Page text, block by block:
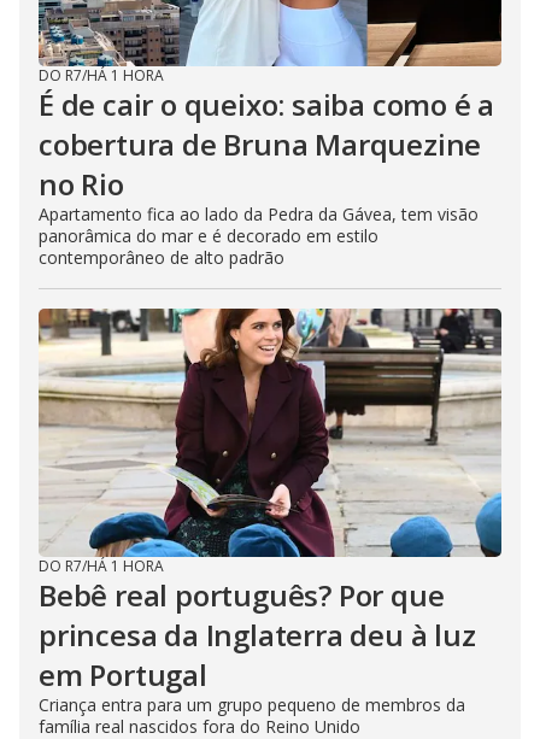
DO R7/HÁ 1 HORA
É de cair o queixo: saiba como é a
cobertura de Bruna Marquezine
no Rio
Apartamento fica ao lado da Pedra da Gávea, tem visão
panorâmica do mar e é decorado em estilo
contemporâneo de alto padrão
DO R7/HÁ 1 HORA
Bebê real português? Por que
princesa da Inglaterra deu à luz
em Portugal
Criança entra para um grupo pequeno de membros da
família real nascidos fora do Reino Unido